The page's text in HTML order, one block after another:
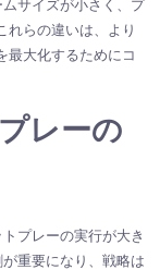
サイズが小さく、プ
れらの違いは、より
最大化するためにコ
レーの
プレーの実行が大き
重要になり、戦略は